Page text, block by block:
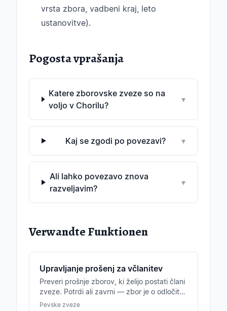
vrsta zbora, vadbeni kraj, leto
ustanovitve).
Pogosta vprašanja
Katere zborovske zveze so na
voljo v Chorilu?
▾
Kaj se zgodi po povezavi? ▾
Ali lahko povezavo znova
razveljavim?
▾
Verwandte Funktionen
Upravljanje prošenj za včlanitev
Preveri prošnje zborov, ki želijo postati člani
zveze. Potrdi ali zavrni — zbor je o odločitvi
samodejno obveščen.
Pevske zveze